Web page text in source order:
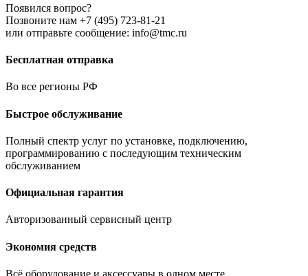
Появился вопрос?
Позвоните нам +7 (495) 723-81-21
или отправьте сообщение: info@tmc.ru
Бесплатная отправка
Во все регионы РФ
Быстрое обслуживание
Полный спектр услуг по установке, подключению,
программированию с последующим техническим
обслуживанием
Официальная гарантия
Авторизованный сервисный центр
Экономия средств
Всё оборудование и аксессуары в одном месте